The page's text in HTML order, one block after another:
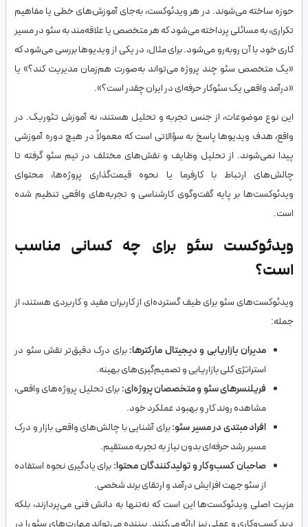
حوزه ساخته می‌شوند. در هر ویدئوکست، به‌جای آموزش‌های خطی یا مفاهیم
تکراری، به مسائلی پرداخته می‌شود که هر متخصص یا علاقه‌مند به سئو در مسیر
کاری خود با آن روبه‌رو می‌شود. برای مثال، در یکی از ویدیوها بررسی می‌شود که
«یک متخصص سئو چند پروژه می‌تواند به‌صورت هم‌زمان مدیریت کند؟» یا
«درآمد واقعی یک سئوکار حرفه‌ای در ایران چقدر است؟».
این نوع موضوعات، از جنس تجربه و تحلیل هستند، نه آموزش تئوریک. در
واقع، هدف ویدیوها پاسخ به سؤالاتی است که معمولاً در هیچ دوره آموزشی
پیدا نمی‌شوند. از تحلیل وظایف و نقش‌های مختلف در تیم سئو گرفته تا
چالش‌های ارتباط با کارفرما یا نحوه قیمت‌گذاری پروژه‌ها، محتوای
ویدئوکست‌ها بر پایه گفت‌وگوی کارشناسی و تجربه‌های واقعی تنظیم شده
است.
ویدئوکست سئو برای چه کسانی مناسب
است؟
ویدئوکست‌های سئو برای طیف گسترده‌ای از کاربران مفید و کاربردی هستند، از
جمله:
مدیران بازاریابی و دیجیتال مارکترها:برای درک دقیق‌تر نقش سئو در
استراتژی کلی بازاریابی و تصمیم‌گیری‌های بهینه.
فریلنسرهای سئو و متخصصان پروژه‌ای:برای تحلیل پروژه‌های واقعی،
مشاهده روند کار و بهبود عملکرد خود.
افراد مبتدی در مسیر سئو:برای آشنایی با چالش‌های واقعی بازار و درک
مسیر رشد حرفه‌ای بدون نیاز به تجربه مستقیم.
صاحبان کسب‌وکار و تولیدکنندگان محتوا:برای یادگیری نحوه استفاده
از سئو جهت افزایش درآمد و ارتقای برند شخصی.
مزیت اصلی ویدئوکست‌ها این است که نه‌تنها به دانش فنی می‌پردازند، بلکه
دید کسب‌وکاری و عملی نیز ارائه می‌کنند. بیننده می‌تواند مهارت‌های سئو را در